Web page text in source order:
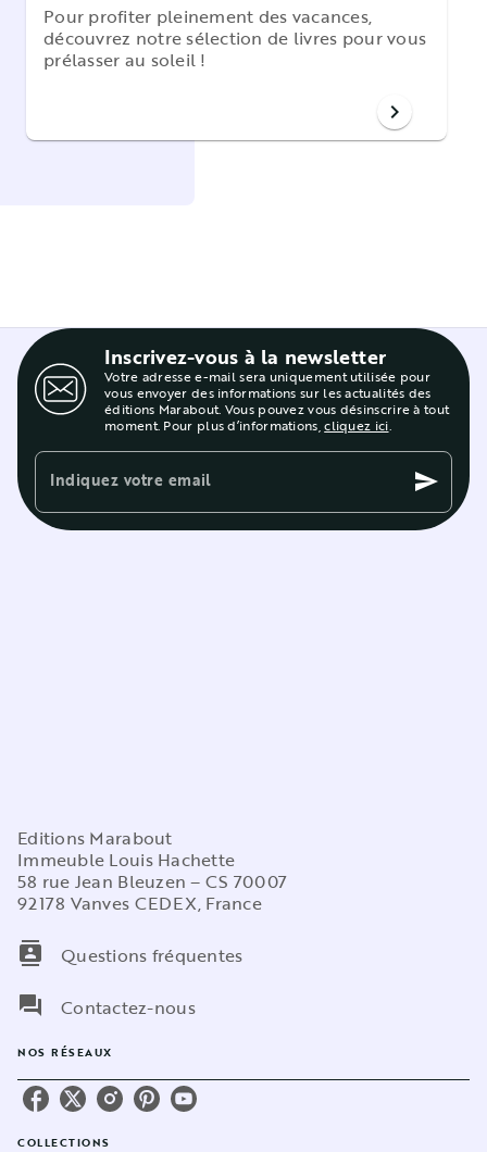
Pour profiter pleinement des vacances,
découvrez notre sélection de livres pour vous
prélasser au soleil !
chevron_right
Inscrivez-vous à la newsletter
Votre adresse e-mail sera uniquement utilisée pour
vous envoyer des informations sur les actualités des
éditions Marabout. Vous pouvez vous désinscrire à tout
moment. Pour plus d’informations,cliquez ici.
Indiquez votre email send
Editions Marabout
Immeuble Louis Hachette
58 rue Jean Bleuzen – CS 70007
92178 Vanves CEDEX, France
contacts
Questions fréquentes
question_answer
Contactez-nous
NOS RÉSEAUX
COLLECTIONS